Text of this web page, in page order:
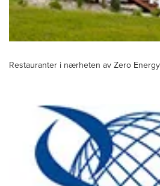
Restauranter i nærheten av Zero